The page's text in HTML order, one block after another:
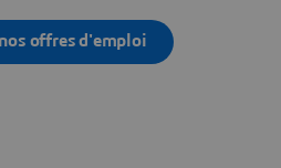
offres d'emploi